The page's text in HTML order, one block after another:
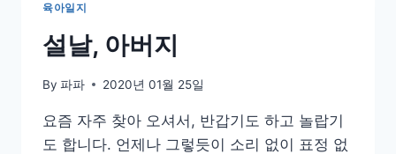
컬
릿
육아일지
설날, 아버지
By 파파 2020년 01월 25일
요즘 자주 찾아 오셔서, 반갑기도 하고 놀랍기
도 합니다. 언제나 그렇듯이 소리 없이 표정 없